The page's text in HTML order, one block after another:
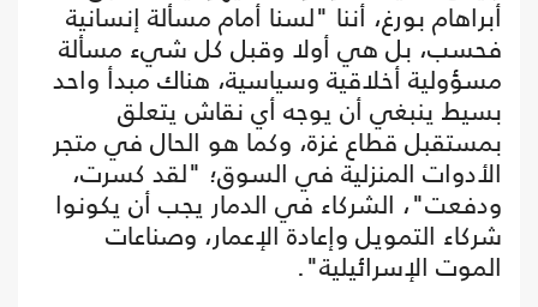
أبراهام بورغ، أننا "لسنا أمام مسألة إنسانية
فحسب، بل هي أولا وقبل كل شيء مسألة
مسؤولية أخلاقية وسياسية، هناك مبدأ واحد
بسيط ينبغي أن يوجه أي نقاش يتعلق
بمستقبل قطاع غزة، وكما هو الحال في متجر
الأدوات المنزلية في السوق؛ "لقد كسرت،
ودفعت"، الشركاء في الدمار يجب أن يكونوا
شركاء التمويل وإعادة الإعمار، وصناعات
الموت الإسرائيلية".